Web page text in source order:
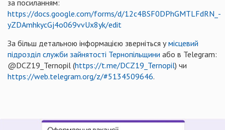
за посиланням:
https://docs.google.com/forms/d/12c4BSF0DPhGMTLFdRN_-
yZDAmhkycGj4o069vvUx8yk/edit
За більш детальною інформацією зверніться умісцевий
підрозділ служби зайнятості Тернопільщини або в Telegram:
@DCZ19_Ternopil (https://t.me/DCZ19_Ternopil) чи
https://web.telegram.org/z/#5134509646.